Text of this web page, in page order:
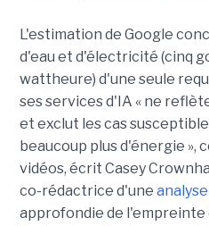
L'estimation de Google
d'eau et d'électricité (cinq
wattheure) d'une seule
ses services d'IA « ne
et exclut les cas
beaucoup plus d'énergie »,
vidéos, écrit Casey
co-rédactrice d'une analyse
approfondie de